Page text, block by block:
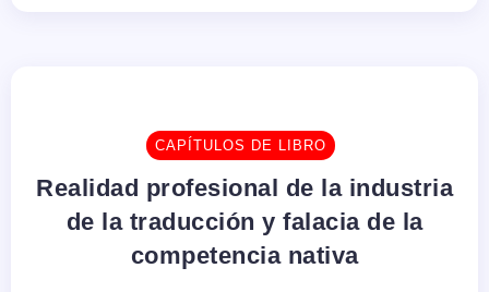
CAPÍTULOS DE LIBRO
Realidad profesional de la industria
de la traducción y falacia de la
competencia nativa